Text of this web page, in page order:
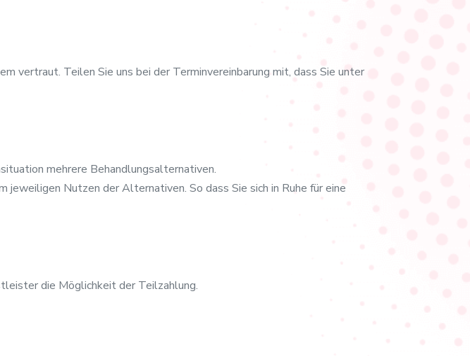
vertraut. Teilen Sie uns bei der Terminvereinbarung mit, dass Sie unter
mehrere Behandlungsalternativen.
jeweiligen Nutzen der Alternativen. So dass Sie sich in Ruhe für eine
die Möglichkeit der Teilzahlung.